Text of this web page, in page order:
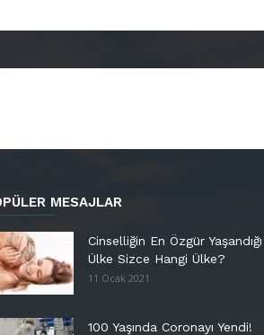
MESAJLAR
Cinselliğin En Özgür Yaşandığı
Ülke Sizce Hangi Ülke?
11 Ocak 2021
100 Yaşında Coronayı Yendi!